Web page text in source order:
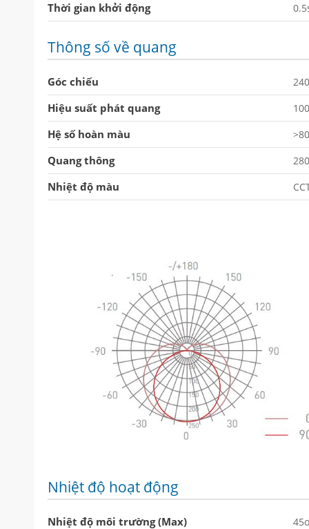
Thời gian khởi động
Thông số về quang
Góc chiếu
Hiệu suất phát quang
Hệ số hoàn màu >80
Quang thông
Nhiệt độ màu
Nhiệt độ hoạt động
Nhiệt độ môi trường (Max)